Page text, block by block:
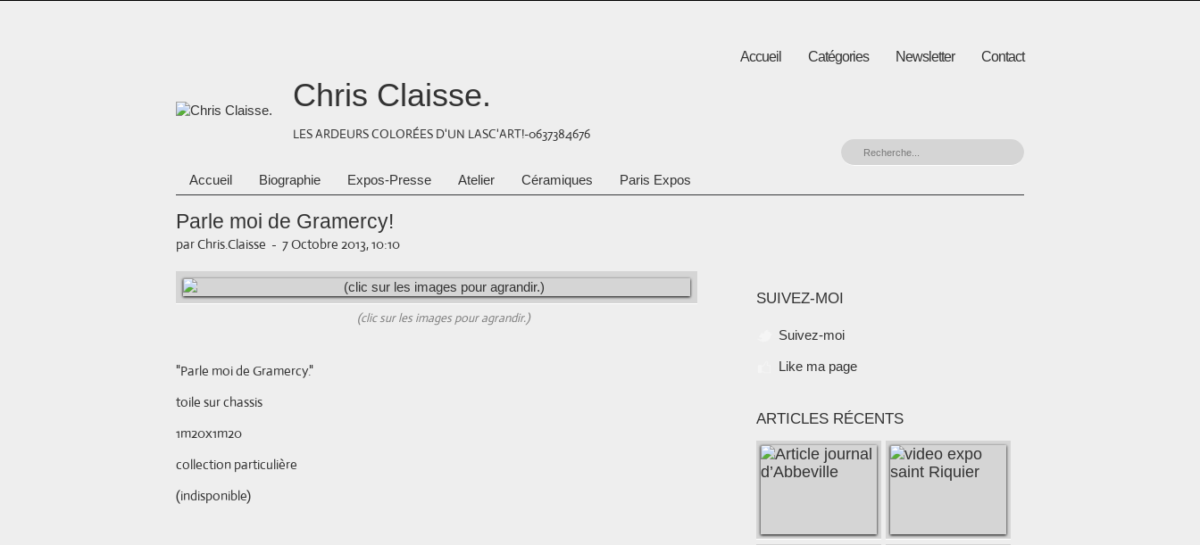
Accueil Catégories Newsletter Contact
Chris Claisse.
LES ARDEURS COLORÉES D'UN LASC'ART!-0637384676
Accueil Biographie Expos-Presse Atelier Céramiques Paris Expos
Parle moi de Gramercy!
par Chris.Claisse - 7 Octobre 2013, 10:10
(clic sur les images pour agrandir.)
"Parle moi de Gramercy."
toile sur chassis
1m20x1m20
collection particulière
(indisponible)
SUIVEZ-MOI
Suivez-moi
Like ma page
ARTICLES RÉCENTS